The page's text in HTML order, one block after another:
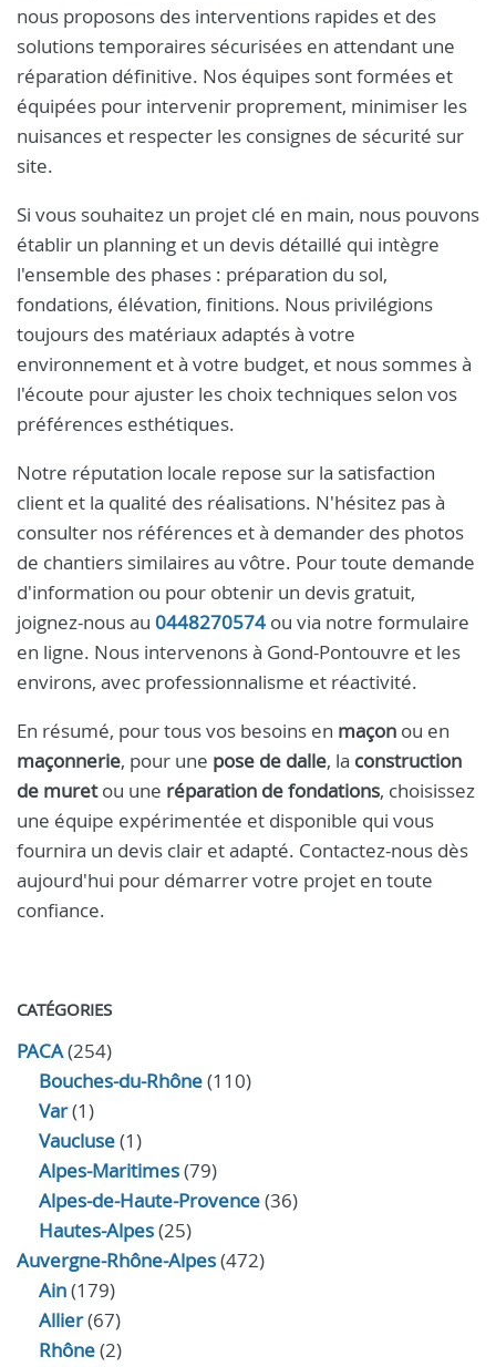
nous proposons des interventions rapides et des
solutions temporaires sécurisées en attendant une
réparation définitive. Nos équipes sont formées et
équipées pour intervenir proprement, minimiser les
nuisances et respecter les consignes de sécurité sur
site.
Si vous souhaitez un projet clé en main, nous pouvons
établir un planning et un devis détaillé qui intègre
l'ensemble des phases : préparation du sol,
fondations, élévation, finitions. Nous privilégions
toujours des matériaux adaptés à votre
environnement et à votre budget, et nous sommes à
l'écoute pour ajuster les choix techniques selon vos
préférences esthétiques.
Notre réputation locale repose sur la satisfaction
client et la qualité des réalisations. N'hésitez pas à
consulter nos références et à demander des photos
de chantiers similaires au vôtre. Pour toute demande
d'information ou pour obtenir un devis gratuit,
joignez-nous au 0448270574 ou via notre formulaire
en ligne. Nous intervenons à Gond-Pontouvre et les
environs, avec professionnalisme et réactivité.
En résumé, pour tous vos besoins en maçon ou en
maçonnerie, pour une pose de dalle, la construction
de muretou une réparation de fondations, choisissez
une équipe expérimentée et disponible qui vous
fournira un devis clair et adapté. Contactez-nous dès
aujourd'hui pour démarrer votre projet en toute
confiance.
CATÉGORIES
PACA(254)
Bouches-du-Rhône(110)
Var(1)
Vaucluse(1)
Alpes-Maritimes(79)
Alpes-de-Haute-Provence(36)
Hautes-Alpes(25)
Auvergne-Rhône-Alpes(472)
Ain(179)
Allier(67)
Rhône(2)